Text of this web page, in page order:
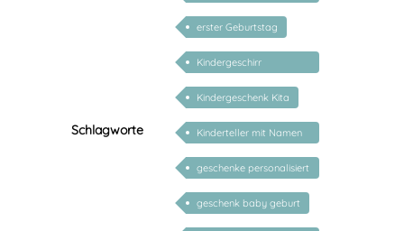
Schlagworte
Namen
erster Geburtstag
Kindergeschirr
personalisiert mit
Namen
Kindergeschenk Kita
Kinderteller mit Namen
personalisiert
geschenke personalisiert
kinder
geschenk baby geburt